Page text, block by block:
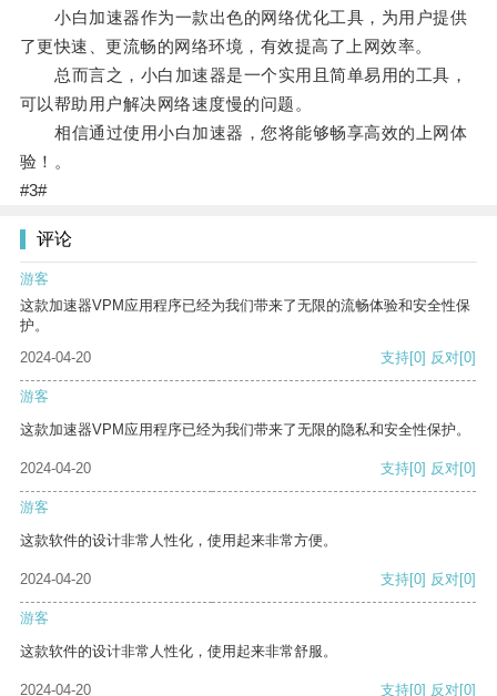
小白加速器作为一款出色的网络优化工具，为用户提供
了更快速、更流畅的网络环境，有效提高了上网效率。
总而言之，小白加速器是一个实用且简单易用的工具，
可以帮助用户解决网络速度慢的问题。
相信通过使用小白加速器，您将能够畅享高效的上网体
验！。
#3#
评论
游客
这款加速器VPM应用程序已经为我们带来了无限的流畅体验和安全性保
护。
2024-04-20
支持[0] 反对[0]
游客
这款加速器VPM应用程序已经为我们带来了无限的隐私和安全性保护。
2024-04-20 支持[0] 反对[0]
游客
这款软件的设计非常人性化，使用起来非常方便。
2024-04-20 支持[0] 反对[0]
游客
这款软件的设计非常人性化，使用起来非常舒服。
2024-04-20 支持[0] 反对[0]